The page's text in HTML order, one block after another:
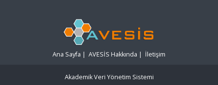
Ana Sayfa | AVESİS Hakkında | İletişim
Akademik Veri Yönetim Sistemi